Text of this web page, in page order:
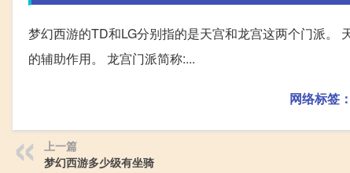
梦幻西游的TD和LG分别指的是天宫和龙宫这两个门派。
的辅助作用。 龙宫门派简称:...
网络标签：
上一篇
梦幻西游多少级有坐骑